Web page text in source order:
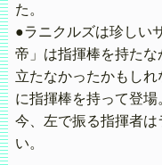
た。
●ラニクルズは珍しい
帝」は指揮棒を持たな
立たなかったかもし
に指揮棒を持って登
今、左で振る指揮者
い。